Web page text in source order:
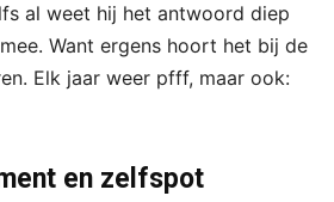
al weet hij het antwoord diep
Want ergens hoort het bij de
Elk jaar weer pfff, maar ook:
en zelfspot